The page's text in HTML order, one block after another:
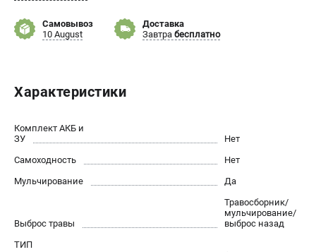
Сервисный центр
Нашли дешевле?
ИНФОРМАЦИЯ
Новости
Юридическим лицам
Как нас найти
Пользовательское соглашение
Самовывоз
10 August
Доставка
Завтра бесплатно
Характеристики
Комплект АКБ и
ЗУ
Нет
Самоходность
Нет
Мульчирование
Да
Выброс травы
Травосборник/
мульчирование/
выброс назад
ТИП